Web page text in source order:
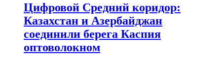
Цифровой Средний коридор:
Казахстан и Азербайджан
соединили берега Каспия
оптоволокном